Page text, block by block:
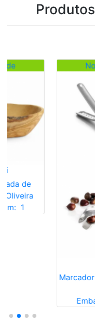
de
1
Marcador